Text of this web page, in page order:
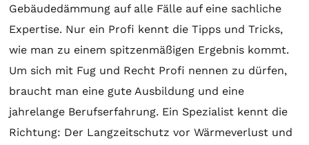
Gebäudedämmung auf alle Fälle auf eine sachliche
Expertise. Nur ein Profi kennt die Tipps und Tricks,
wie man zu einem spitzenmäßigen Ergebnis kommt.
Um sich mit Fug und Recht Profi nennen zu dürfen,
braucht man eine gute Ausbildung und eine
jahrelange Berufserfahrung. Ein Spezialist kennt die
Richtung: Der Langzeitschutz vor Wärmeverlust und